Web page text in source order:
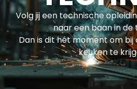
Volg jij een technische
naar een baan in de
Dan is dit hét moment om bij
keuken te